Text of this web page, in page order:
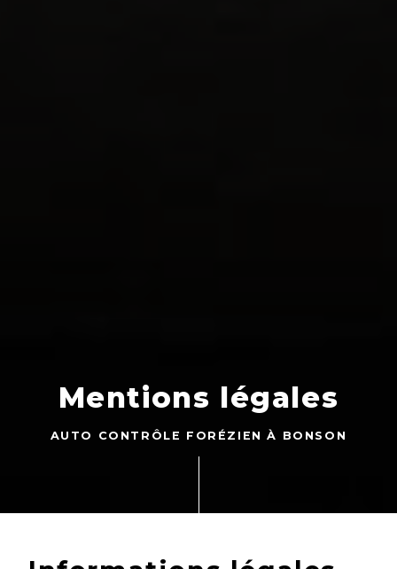
Mentions légales
AUTO CONTRÔLE FORÉZIEN À BONSON